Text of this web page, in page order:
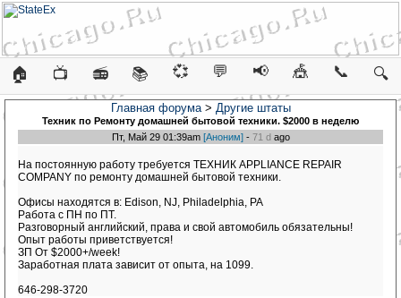
🏠 📺 📻 📚 💞 💬 📢 🎪 📞 🔍
Главная форума> Другие штаты
Техник по Ремонту домашней бытовой техники. $2000 в неделю
Пт, Май 29 01:39am [Аноним]- 71 dago
На постоянную работу требуется ТЕХНИК APPLIANCE REPAIR
COMPANY по ремонту домашней бытовой техники.
Офисы находятся в: Edison, NJ, Philadelphia, PA
Работа с ПН по ПТ.
Разговорный английский, права и свой автомобиль обязательны!
Опыт работы приветствуется!
ЗП От $2000+/week!
Заработная плата зависит от опыта, на 1099.
646-298-3720